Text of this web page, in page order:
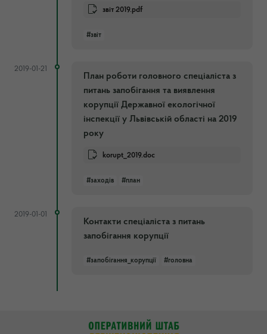
звіт 2019.pdf
#звіт
2019-01-21
План роботи головного спеціаліста з
питань запобігання та виявлення
корупції Державної екологічної
інспекції у Львівській області на 2019
року
korupt_2019.doc
#заходів #план
2019-01-01
Контакти спеціаліста з питань
запобігання корупції
#запобігання_корупції #головна